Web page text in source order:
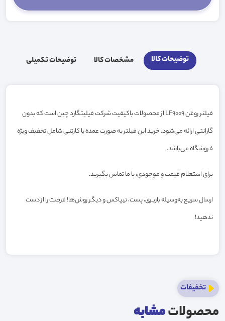
توضیحات کالا مشخصات کالا توضیحات تکمیلی
فیلتر روغن LF9009 از محصولات باکیفیت شرکت فیلیتگارد چین است که بدون
گارانتی ارائه می‌شود. خرید این فیلتر به صورت عمده یا کارتنی شامل تخفیف ویژه
فروشگاه می‌باشد.
برای استعلام قیمت و موجودی، با ما تماس بگیرید.
ارسال سریع به‌وسیله باربری، پست، تیپاکس و دیگر روش‌ها! فرصت را از دست
ندهید!
تخفیفات
محصولاتمشابه